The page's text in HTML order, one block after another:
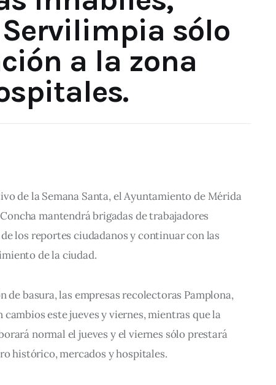
sólo
a la zona
de la Semana Santa, el Ayuntamiento de Mérida
mantendrá brigadas de trabajadores
los reportes ciudadanos y continuar con las
de la ciudad.
de basura, las empresas recolectoras Pamplona,
cambios este jueves y viernes, mientras que la
normal el jueves y el viernes sólo prestará
histórico, mercados y hospitales.